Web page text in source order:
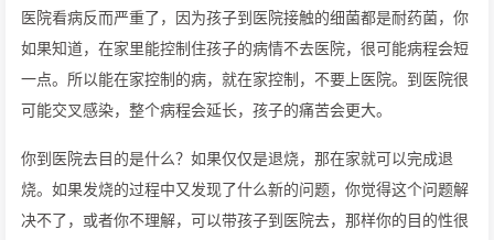
医院看病反而严重了，因为孩子到医院接触的细菌都是耐药菌，你
如果知道，在家里能控制住孩子的病情不去医院，很可能病程会短
一点。所以能在家控制的病，就在家控制，不要上医院。到医院很
可能交叉感染，整个病程会延长，孩子的痛苦会更大。
你到医院去目的是什么？如果仅仅是退烧，那在家就可以完成退
烧。如果发烧的过程中又发现了什么新的问题，你觉得这个问题解
决不了，或者你不理解，可以带孩子到医院去，那样你的目的性很